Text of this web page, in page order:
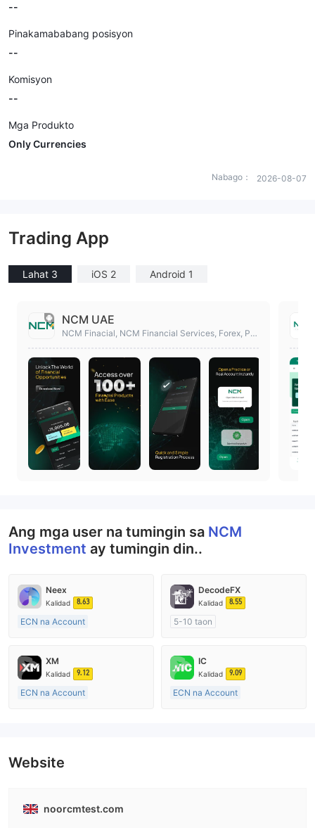
--
Pinakamababang posisyon
--
Komisyon
--
Mga Produkto
Only Currencies
Nabago： 2026-08-07
Trading App
Lahat 3 iOS 2 Android 1
NCM UAE
NCM Finacial, NCM Financial Services, Forex, Pa
Ang mga user na tumingin sa NCM
Investment ay tumingin din..
Neex
Kalidad 8.63
ECN na Account
Kinokontrol sa Australia
Paggawa ng Market (MM)
DecodeFX
Kalidad 8.55
5-10 taon
Paggawa ng Market (MM)
Pangunahing label na MT4
XM
Kalidad 9.12
ECN na Account
Pangunahing label na MT4
IC
Kalidad 9.09
ECN na Account
Website
noorcmtest.com